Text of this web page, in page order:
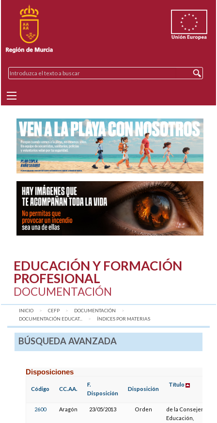
EDUCACIÓN Y FORMACIÓN
PROFESIONAL
DOCUMENTACIÓN
INICIO CEFP
DOCUMENTACIÓN
DOCUMENTACIÓN EDUCAT...
AQUÍ:
ÍNDICES POR MATERIAS
BÚSQUEDA AVANZADA
Disposiciones
Código CC.AA.
F.
Disposición
Disposición
Título
2600 Aragón 23/05/2013 Orden
de la Consejera de
Educación,